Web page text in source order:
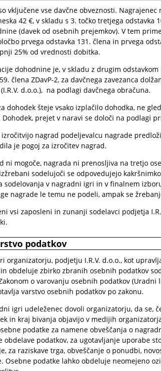
vključene vse davčne obveznosti.
42 €, v skladu s 3. točko tretjega odstavka
(davek od osebnih prejemkov). V tem
prvega odstavka 131. člena in prvega
25% od vrednosti dobitka.
dohodnine je, v skladu z drugim odstavkom
člena ZDavP-2, za davčnega zavezanca
d.o.o.), na podlagi davčnega obračuna.
dohodek šteje vsako izplačilo dohodka, ne
prejet v naravi se določi na podlagi
nagrad podeljevalcu nagrade
je pogoj za izročitev nagrad.
ni mogoče, nagrada ni prenosljiva na tretjo
sodelujoči se odpovedujejo
sodelovanja v nagradni igri in v finalnem
nagrade le temu ne podeli, ampak se
vsi zaposleni in zunanji sodelavci podjetja
podatkov
organizatorju, podjetju I.R.V. d.o.o., kot
obdeluje zbirko zbranih osebnih podatkov
o varovanju osebnih podatkov (Uradni
varstvo osebnih podatkov po zakonu.
igri udeleženec dovoli organizatorju, da se,
in kraj bivanja objavijo v medijih
podatke za namene obveščanja o
podatkov, za ugotavljanje uporabe
za raziskave trga, obveščanje o ponudbi,
Osebne podatke lahko obdeluje neomejeno